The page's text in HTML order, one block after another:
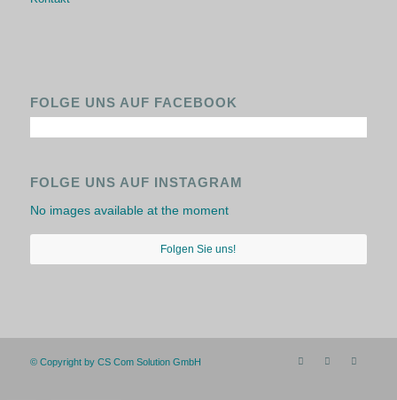
FOLGE UNS AUF FACEBOOK
FOLGE UNS AUF INSTAGRAM
No images available at the moment
Folgen Sie uns!
© Copyright by CS Com Solution GmbH